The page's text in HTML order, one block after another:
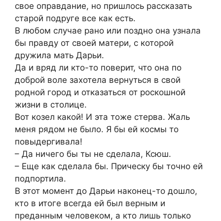
свое оправдание, но пришлось рассказать
старой подруге все как есть.
В любом случае рано или поздно она узнала
бы правду от своей матери, с которой
дружила мать Дарьи.
Да и вряд ли кто-то поверит, что она по
доброй воле захотела вернуться в свой
родной город и отказаться от роскошной
жизни в столице.
Вот козел какой! И эта тоже стерва. Жаль
меня рядом не было. Я бы ей космы то
повыдергивала!
– Да ничего бы ты не сделала, Ксюш.
– Еще как сделала бы. Прическу бы точно ей
подпортила.
В этот момент до Дарьи наконец-то дошло,
кто в итоге всегда ей был верным и
преданным человеком, а кто лишь только